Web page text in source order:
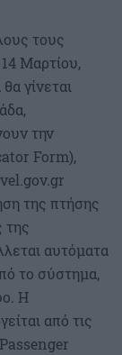
τους
Μαρτίου,
γίνεται
την
Form),
της πτήσης
της
αυτόματα
το σύστημα,
Η
από τις